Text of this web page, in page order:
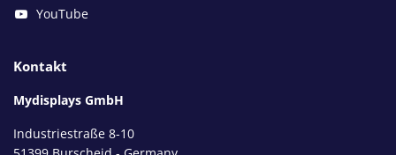
YouTube
Kontakt
Mydisplays GmbH
Industriestraße 8-10